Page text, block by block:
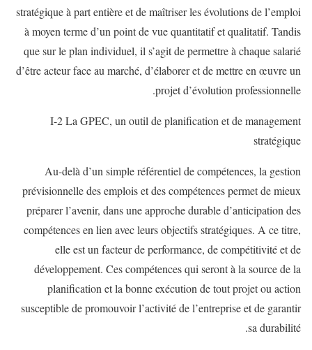
stratégique à part entière et de maîtriser les évolutions de l’emploi
à moyen terme d’un point de vue quantitatif et qualitatif. Tandis
que sur le plan individuel, il s’agit de permettre à chaque salarié
d’être acteur face au marché, d’élaborer et de mettre en œuvre un
projet d’évolution professionnelle.
I-2 La GPEC, un outil de planification et de management
stratégique
Au-delà d’un simple référentiel de compétences, la gestion
prévisionnelle des emplois et des compétences permet de mieux
préparer l’avenir, dans une approche durable d’anticipation des
compétences en lien avec leurs objectifs stratégiques. A ce titre,
elle est un facteur de performance, de compétitivité et de
développement. Ces compétences qui seront à la source de la
planification et la bonne exécution de tout projet ou action
susceptible de promouvoir l’activité de l’entreprise et de garantir
sa durabilité.